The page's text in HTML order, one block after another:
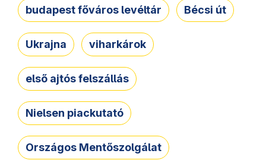
budapest főváros levéltár Bécsi út
Ukrajna viharkárok
első ajtós felszállás
Nielsen piackutató
Országos Mentőszolgálat